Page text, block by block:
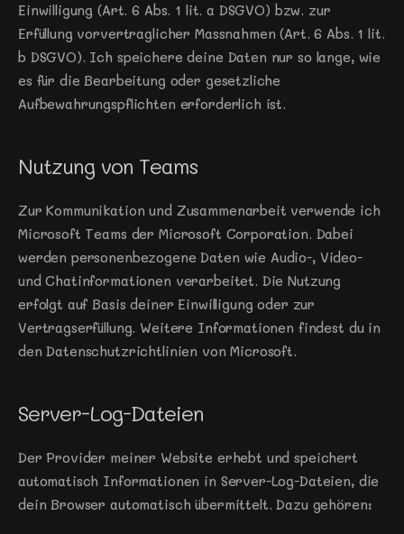
Einwilligung (Art. 6 Abs. 1 lit. a DSGVO) bzw. zur
Erfüllung vorvertraglicher Massnahmen (Art. 6 Abs. 1 lit.
b DSGVO). Ich speichere deine Daten nur so lange, wie
es für die Bearbeitung oder gesetzliche
Aufbewahrungspflichten erforderlich ist.
Nutzung von Teams
Zur Kommunikation und Zusammenarbeit verwende ich
Microsoft Teams der Microsoft Corporation. Dabei
werden personenbezogene Daten wie Audio-, Video-
und Chatinformationen verarbeitet. Die Nutzung
erfolgt auf Basis deiner Einwilligung oder zur
Vertragserfüllung. Weitere Informationen findest du in
den Datenschutzrichtlinien von Microsoft.
Server-Log-Dateien
Der Provider meiner Website erhebt und speichert
automatisch Informationen in Server-Log-Dateien, die
dein Browser automatisch übermittelt. Dazu gehören: